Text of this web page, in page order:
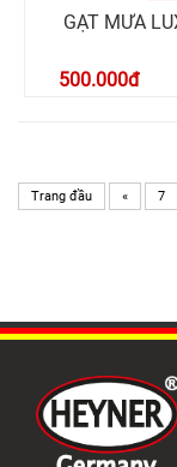
GẠT MƯA
500.000đ
Trang đầu « 7